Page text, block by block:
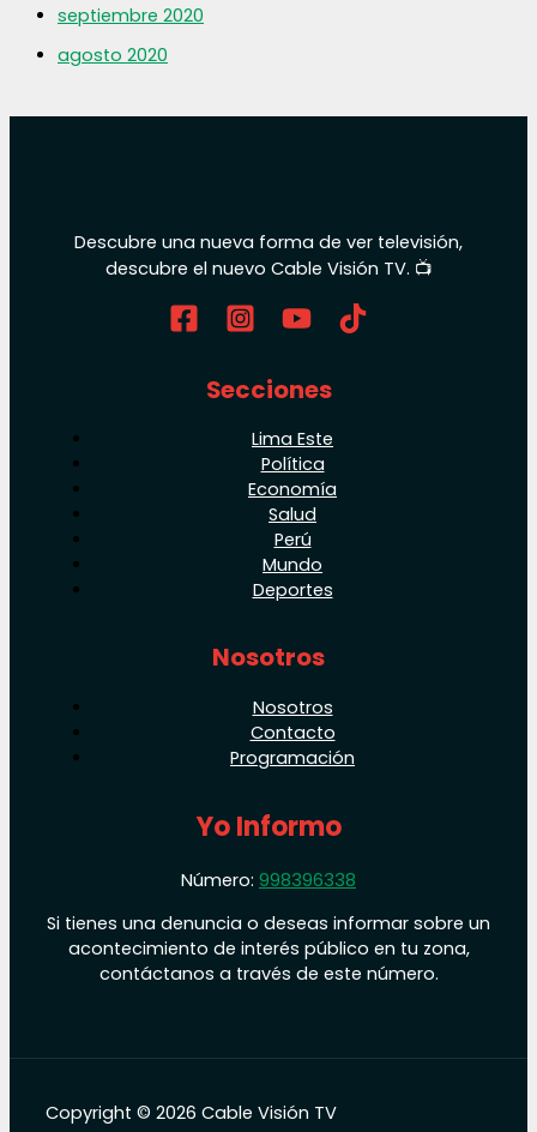
septiembre 2020
agosto 2020
Descubre una nueva forma de ver televisión,
descubre el nuevo Cable Visión TV. 📺
Secciones
Lima Este
Política
Economía
Salud
Perú
Mundo
Deportes
Nosotros
Nosotros
Contacto
Programación
Yo Informo
Número: 998396338
Si tienes una denuncia o deseas informar sobre un
acontecimiento de interés público en tu zona,
contáctanos a través de este número.
Copyright © 2026 Cable Visión TV